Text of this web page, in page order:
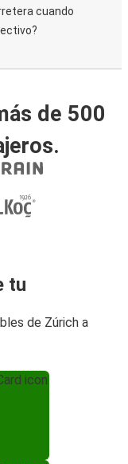
cuando
de 500
tu
de Zúrich a